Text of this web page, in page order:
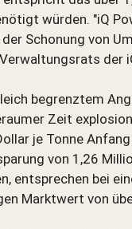
würden. "iQ
Schonung von
der
begrenztem
Zeit
je Tonne
von 1,26
entsprechen bei
Marktwert von